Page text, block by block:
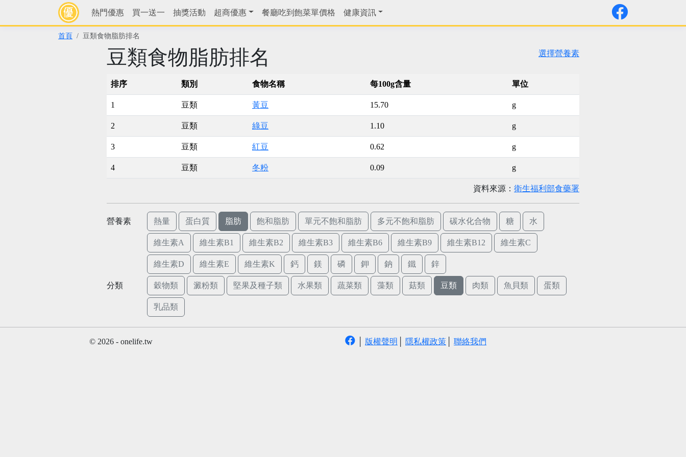
熱門優惠 買一送一 抽獎活動 超商優惠 餐廳吃到飽菜單價格 健康資訊
首頁 豆類食物脂肪排名
選擇營養素
豆類食物脂肪排名
排序 類別 食物名稱 每100g含量 單位
1 豆類 黃豆 15.70 g
2 豆類 綠豆 1.10 g
3 豆類 紅豆 0.62 g
4 豆類 冬粉 0.09 g
資料來源： 衛生福利部食藥署
營養素 熱量 蛋白質 脂肪 飽和脂肪 單元不飽和脂肪 多元不飽和脂肪 碳水化合物 糖 水
維生素A 維生素B1 維生素B2 維生素B3 維生素B6 維生素B9 維生素B12 維生素C
維生素D 維生素E 維生素K 鈣 鎂 磷 鉀 鈉 鐵 鋅
分類 穀物類 澱粉類 堅果及種子類 水果類 蔬菜類 藻類 菇類 豆類 肉類 魚貝類 蛋類
乳品類
© 2026 - onelife.tw 版權聲明 隱私權政策 聯絡我們